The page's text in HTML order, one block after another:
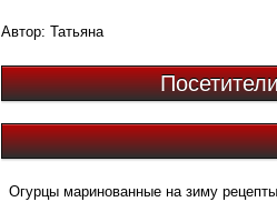
Автор: Татьяна
Огурцы маринованные на зиму